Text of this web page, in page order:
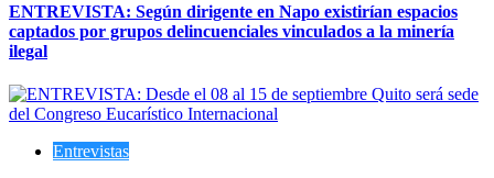
ENTREVISTA: Según dirigente en Napo existirían espacios
captados por grupos delincuenciales vinculados a la minería
ilegal
Entrevistas